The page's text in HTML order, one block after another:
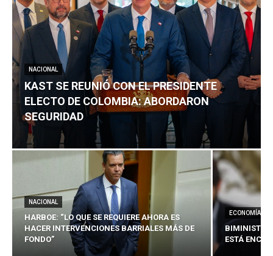
NACIONAL
KAST SE REUNIÓ CON EL PRESIDENTE
ELECTO DE COLOMBIA: ABORDARON
SEGURIDAD
NACIONAL
HARBOE: “LO QUE SE REQUIERE AHORA ES
HACER INTERVENCIONES BARRIALES MÁS DE
FONDO”
ECONOMÍA
BIMINISTRO
ESTÁ